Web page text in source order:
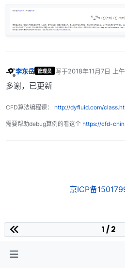
李东岳 管理员 写于2018年11月7日 上
最后由 编辑
多谢，已更新
CFD算法编程课： http://dyfluid.com/
需要帮助debug算例的看这个 https://cfd-
京ICP备
1 / 2